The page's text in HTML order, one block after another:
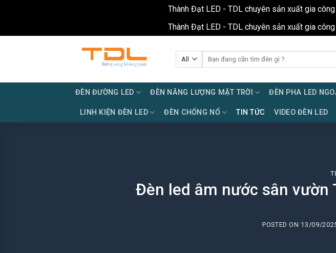
Thành Đạt LED - TDL chuyên sản xuất gia
Thành Đạt LED - TDL chuyên sản xuất gia
kiếm:
ĐÈN ĐƯỜNG LED ĐÈN NĂNG LƯỢNG MẶT TRỜI ĐÈN PHA LED
LINH KIỆN ĐÈN LED ĐÈN CHỐNG NỔ TIN TỨC VIDEO ĐÈN LED
Đèn led âm nước sân vườn
POSTED ON 13/09/